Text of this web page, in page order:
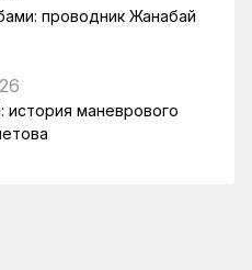
проводник Жанабай
история маневрового